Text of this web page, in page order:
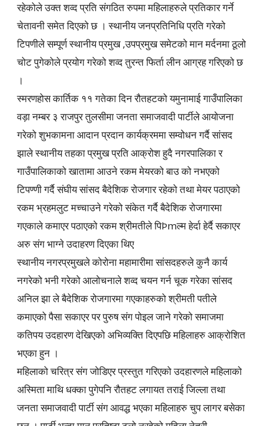
रहेकोले उक्त शव्द प्रति संगठित रुपमा महिलाहरुले प्रतिकार गर्ने
चेतावनी समेत दिएको छ । स्थानीय जनप्रतिनिधि प्रति गरेको
टिपणीले सम्पूर्ण स्थानीय प्रमुख ,उपप्रमुख समेटको मान मर्दनमा ठूलो
चोट पुगेकोले प्रयोग गरेको शव्द तुरन्त फिर्ता लीन आग्रह गरिएको छ
।
स्मरणहोस कार्तिक ११ गतेका दिन रौतहटको यमुनामाई गाउँपालिका
वड़ा नम्बर ३ राजपुर तुलसीमा जनता समाजवादी पार्टीले आयोजना
गरेको शुभकामना आदान प्रदान कार्यक्रममा सम्वोधन गर्दै सांसद
झाले स्थानीय तहका प्रमुख प्रति आक्रोश हुदै नगरपालिका र
गाउँपालिकाको खातामा आउने रकम मेयरको बाउ को नभएको
टिपण्णी गर्दै संघीय सांसद बैदेशिक रोजगार रहेको तथा मेयर पठाएको
रकम भ्रहमलुट मच्चाउने गरेको संकेत गर्दै बैदेशिक रोजगारमा
गएकाले कमाएर पठाएको रकम श्रीमतीले पिÞmल्म हेर्दा हेर्दै सकाएर
अरु संग भाग्ने उदाहरण दिएका थिए
स्थानीय नगरप्रमुखले कोरोना महामारीमा सांसदहरुले कुनै कार्य
नगरेको भनी गरेको आलोचनाले शव्द चयन गर्न चूक गरेका सांसद
अनिल झा ले बैदेशिक रोजगारमा गएकाहरुको श्रीमती पतीले
कमाएको पैसा सकाएर पर पुरुष संग पोइल जाने गरेको समाजमा
कतिपय उदहारण देखिएको अभिव्यक्ति दिएपछि महिलाहरु आक्रोशित
भएका हुन ।
महिलाको चरित्र संग जोडिएर प्रस्तुत गरिएको उदहारणले महिलाको
अस्मिता माथि धक्का पुगेपनि रौतहट लगायत तराई जिल्ला तथा
जनता समाजवादी पार्टी संग आवद्ध भएका महिलाहरु चुप लागर बसेका